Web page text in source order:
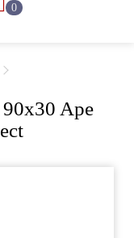
0
90x30 Ape